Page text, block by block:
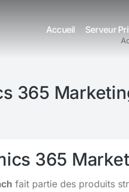
Accueil Serveur
365
365
fait partie des produits